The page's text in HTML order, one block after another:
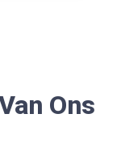
Ons